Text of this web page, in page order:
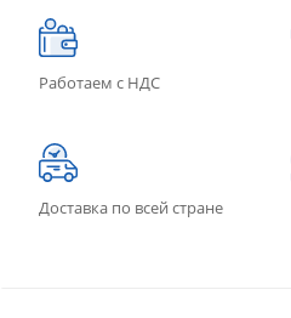
Работаем с НДС
Доставка по всей стране